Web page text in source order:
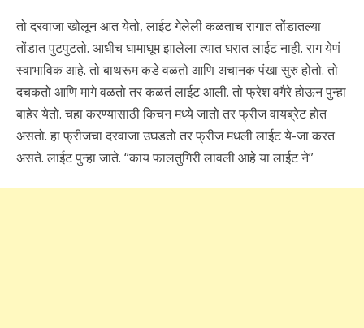
तो दरवाजा खोलून आत येतो, लाईट गेलेली कळताच रागात तोंडातल्या
तोंडात पुटपुटतो. आधीच घामाघूम झालेला त्यात घरात लाईट नाही. राग येणं
स्वाभाविक आहे. तो बाथरूम कडे वळतो आणि अचानक पंखा सुरु होतो. तो
दचकतो आणि मागे वळतो तर कळतं लाईट आली. तो फ्रेश वगैरे होऊन पुन्हा
बाहेर येतो. चहा करण्यासाठी किचन मध्ये जातो तर फ्रीज वायब्रेट होत
असतो. हा फ्रीजचा दरवाजा उघडतो तर फ्रीज मधली लाईट ये-जा करत
असते. लाईट पुन्हा जाते. “काय फालतुगिरी लावली आहे या लाईट ने”